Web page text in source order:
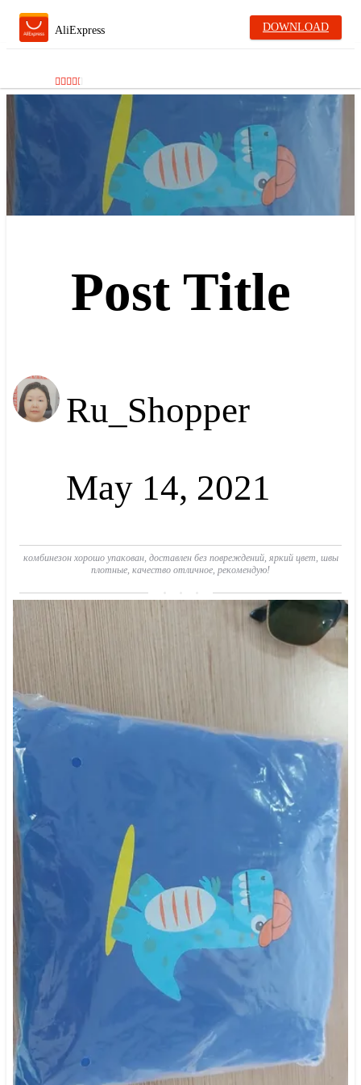
AliExpress DOWNLOAD
Post Title
Ru_Shopper
May 14, 2021
комбинезон хорошо упакован, доставлен без повреждений, яркий цвет, швы
плотные, качество отличное, рекомендую!